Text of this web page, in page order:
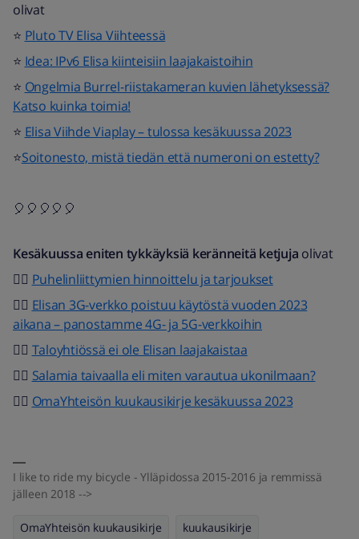
olivat
⭐ Pluto TV Elisa Viihteessä
⭐ Idea: IPv6 Elisa kiinteisiin laajakaistoihin
⭐ Ongelmia Burrel-riistakameran kuvien lähetyksessä?
Katso kuinka toimia!
⭐ Elisa Viihde Viaplay – tulossa kesäkuussa 2023
⭐Soitonesto, mistä tiedän että numeroni on estetty?
🎈🎈🎈🎈🎈
Kesäkuussa eniten tykkäyksiä keränneitä ketjuja olivat
👍🏻 Puhelinliittymien hinnoittelu ja tarjoukset
👍🏻 Elisan 3G-verkko poistuu käytöstä vuoden 2023
aikana – panostamme 4G- ja 5G-verkkoihin
👍🏻 Taloyhtiössä ei ole Elisan laajakaistaa
👍🏻 Salamia taivaalla eli miten varautua ukonilmaan?
👍🏻 OmaYhteisön kuukausikirje kesäkuussa 2023
I like to ride my bicycle - Ylläpidossa 2015-2016 ja remmissä
jälleen 2018 -->
OmaYhteisön kuukausikirje kuukausikirje